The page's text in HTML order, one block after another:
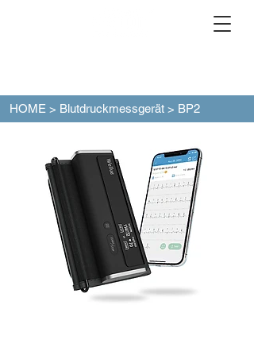
HOME > Blutdruckmessgerät > BP2